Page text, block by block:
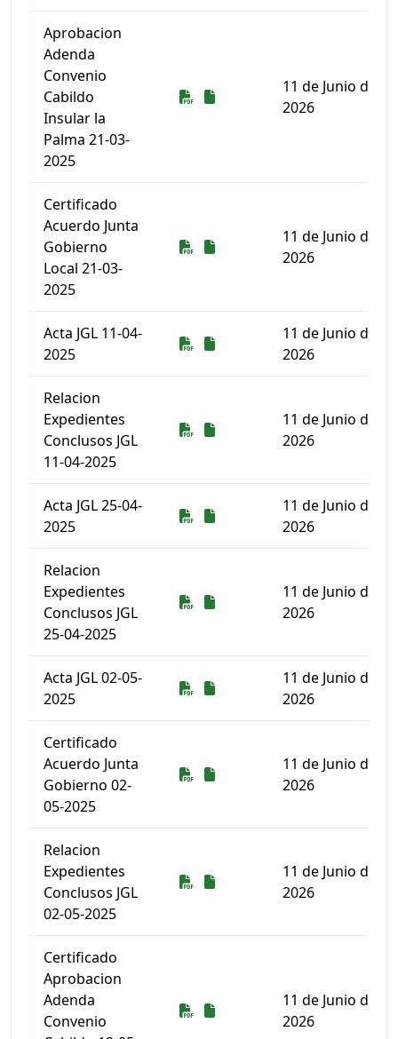
Aprobacion
Adenda
Convenio
Cabildo
Insular la
Palma 21-03-
2025
Descarga
Descarga
11 de Junio de
2026
Certificado
Acuerdo Junta
Gobierno
Local 21-03-
2025
Descarga
Descarga
11 de Junio de
2026
Acta JGL 11-04-
2025
Descarga
Descarga
11 de Junio de
2026
Relacion
Expedientes
Conclusos JGL
11-04-2025
Descarga
Descarga
11 de Junio de
2026
Acta JGL 25-04-
2025
Descarga
Descarga
11 de Junio de
2026
Relacion
Expedientes
Conclusos JGL
25-04-2025
Descarga
Descarga
11 de Junio de
2026
Acta JGL 02-05-
2025
Descarga
Descarga
11 de Junio de
2026
Certificado
Acuerdo Junta
Gobierno 02-
05-2025
Descarga
Descarga
11 de Junio de
2026
Relacion
Expedientes
Conclusos JGL
02-05-2025
Descarga
Descarga
11 de Junio de
2026
Certificado
Aprobacion
Adenda
Convenio
Descarga
Descarga
11 de Junio de
2026